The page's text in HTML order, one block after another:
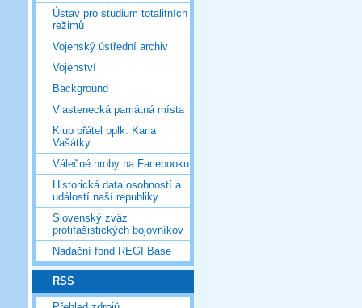
Ústav pro studium totalitních
režimů
Vojenský ústřední archiv
Vojenství
Background
Vlastenecká památná místa
Klub přátel pplk. Karla
Vašátky
Válečné hroby na Facebooku
Historická data osobností a
událostí naší republiky
Slovenský zväz
protifašistických bojovníkov
Nadační fond REGI Base
RSS